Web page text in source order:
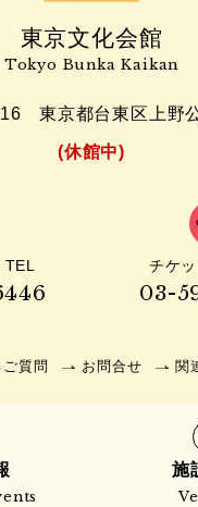
東京文化会館
Tokyo Bunka Kaikan
東京都台東区上野
(休館中)
チケ
03-
ご質問 お問合せ 関
施